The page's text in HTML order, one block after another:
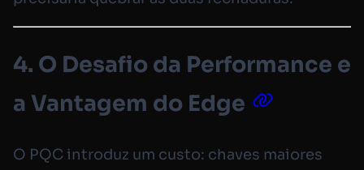
4. O Desafio da Performance e
a Vantagem do Edge
O PQC introduz um custo: chaves maiores